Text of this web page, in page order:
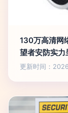
130万高清网
望者安防实力
更新时间：